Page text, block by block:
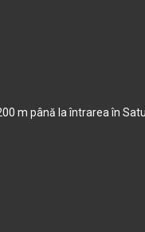
m până la întrarea în Satul